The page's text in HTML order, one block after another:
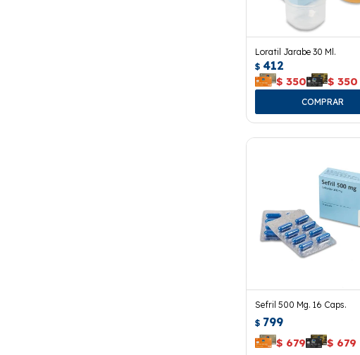
Loratil Jarabe 30 Ml.
$ 412
$ 350 $ 350
Sefril 500 Mg. 16 Caps.
$ 799
$ 679 $ 679